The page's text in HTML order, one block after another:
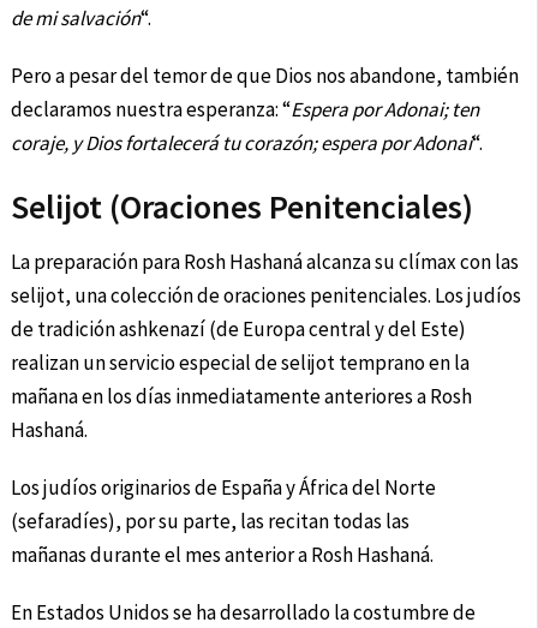
de mi salvación“.
Pero a pesar del temor de que Dios nos abandone, también
declaramos nuestra esperanza: “Espera por Adonai; ten
coraje, y Dios fortalecerátu corazón; espera por Adonai“.
Selijot (Oraciones Penitenciales)
La preparación para Rosh Hashaná alcanza su clímax con las
selijot, una colección de oraciones penitenciales. Los judíos
de tradición ashkenazí (de Europa central y del Este)
realizan un servicio especial de selijot temprano en la
mañana en los días inmediatamente anteriores a Rosh
Hashaná.
Los judíos originarios de España y África del Norte
(sefaradíes), por su parte, las recitan todas las
mañanas durante el mes anterior a Rosh Hashaná.
En Estados Unidos se ha desarrollado la costumbre de